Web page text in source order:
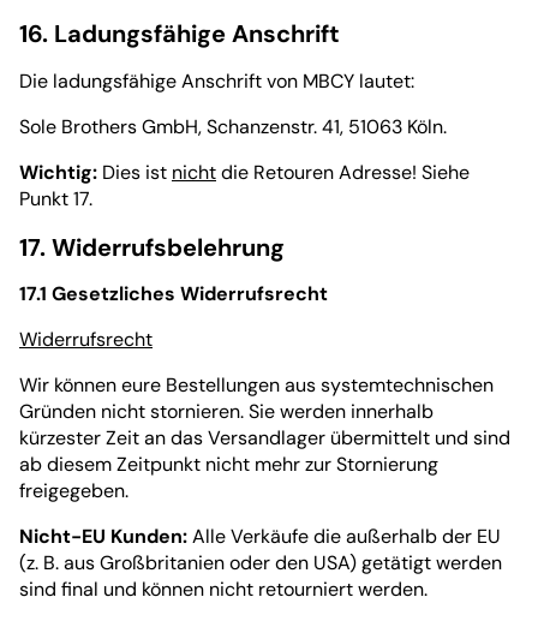
16. Ladungsfähige Anschrift
Die ladungsfähige Anschrift von MBCY lautet:
Sole Brothers GmbH, Schanzenstr. 41, 51063 Köln.
Wichtig: Dies ist nichtdie Retouren Adresse! Siehe
Punkt 17.
17. Widerrufsbelehrung
17.1 Gesetzliches Widerrufsrecht
Widerrufsrecht
Wir können eure Bestellungen aus systemtechnischen
Gründen nicht stornieren. Sie werden innerhalb
kürzester Zeit an das Versandlager übermittelt und sind
ab diesem Zeitpunkt nicht mehr zur Stornierung
freigegeben.
Nicht-EU Kunden:Alle Verkäufe die außerhalb der EU
(z. B. aus Großbritanien oder den USA) getätigt werden
sind final und können nicht retourniert werden.